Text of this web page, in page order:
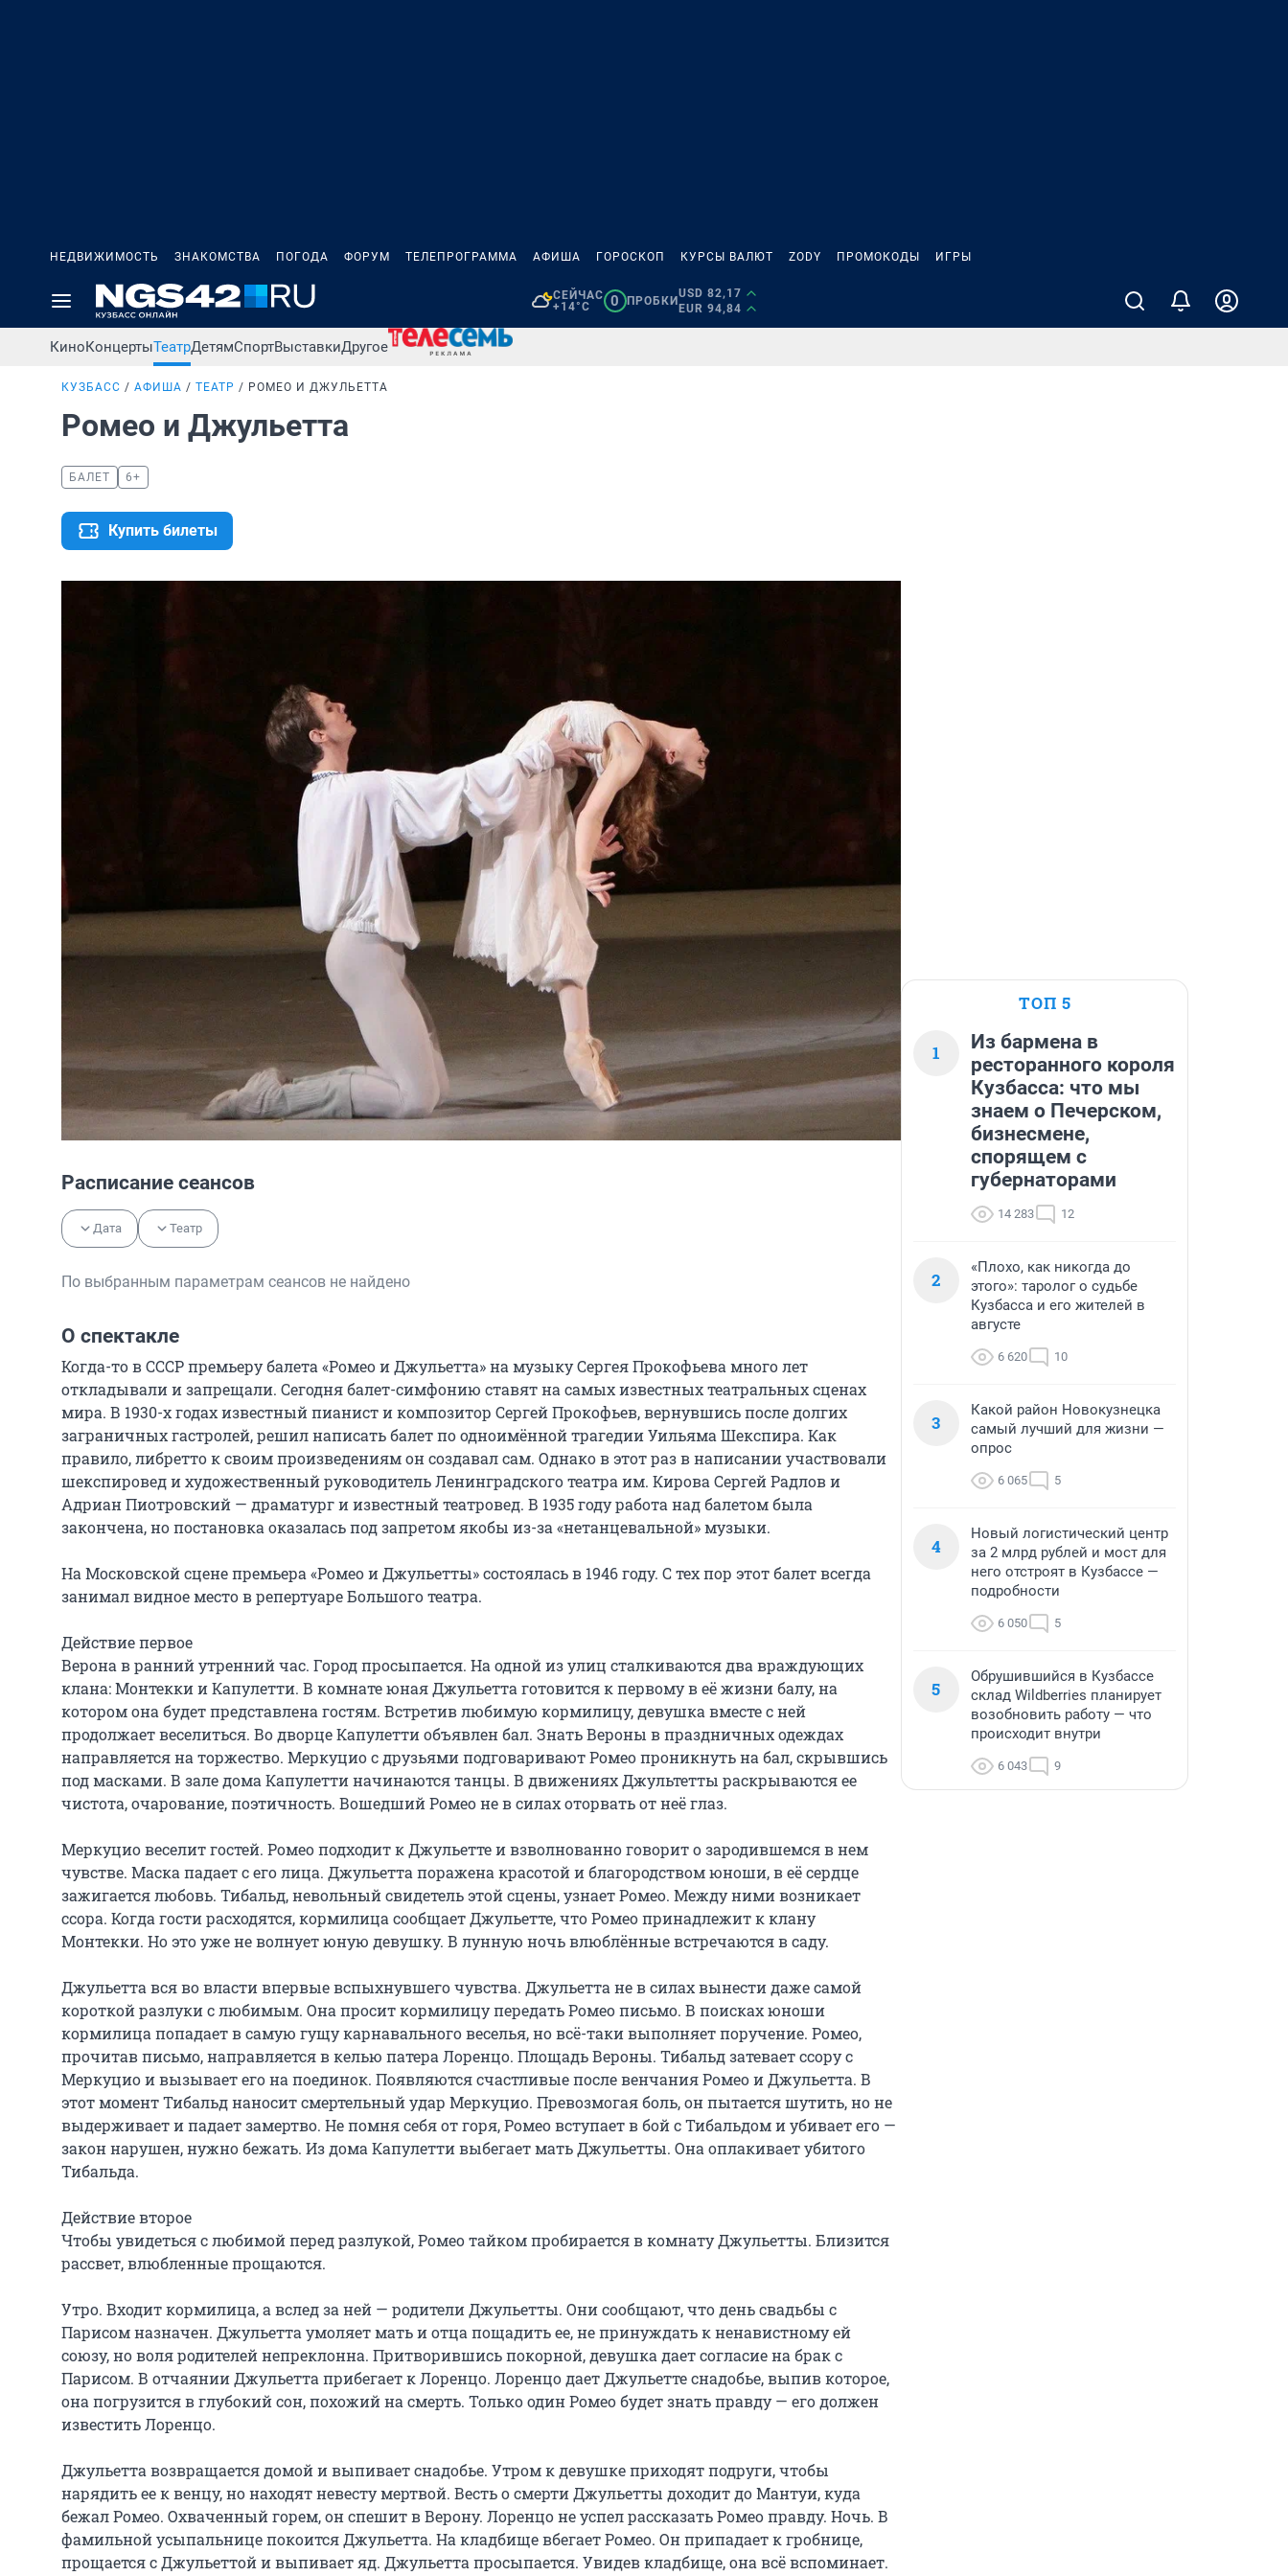
НЕДВИЖИМОСТЬ ЗНАКОМСТВА ПОГОДА ФОРУМ ТЕЛЕПРОГРАММА АФИША ГОРОСКОП КУРСЫ ВАЛЮТ ZODY ПРОМОКОДЫ ИГРЫ
СЕЙЧАС
+14°C
0 ПРОБКИ
USD 82,17
EUR 94,84
КиноКонцертыТеатрДетямСпортВыставкиДругое
КУЗБАСС АФИША ТЕАТР РОМЕО И ДЖУЛЬЕТТА
Ромео и Джульетта
БАЛЕТ 6+
Купить билеты
Расписание сеансов
Дата Театр
По выбранным параметрам сеансов не найдено
О спектакле
Когда-то в СССР премьеру балета «Ромео и Джульетта» на музыку Сергея Прокофьева много лет
откладывали и запрещали. Сегодня балет-симфонию ставят на самых известных театральных сценах
мира. В 1930-х годах известный пианист и композитор Сергей Прокофьев, вернувшись после долгих
заграничных гастролей, решил написать балет по одноимённой трагедии Уильяма Шекспира. Как
правило, либретто к своим произведениям он создавал сам. Однако в этот раз в написании участвовали
шекспировед и художественный руководитель Ленинградского театра им. Кирова Сергей Радлов и
Адриан Пиотровский — драматург и известный театровед. В 1935 году работа над балетом была
закончена, но постановка оказалась под запретом якобы из-за «нетанцевальной» музыки.
На Московской сцене премьера «Ромео и Джульетты» состоялась в 1946 году. С тех пор этот балет всегда
занимал видное место в репертуаре Большого театра.
Действие первое
Верона в ранний утренний час. Город просыпается. На одной из улиц сталкиваются два враждующих
клана: Монтекки и Капулетти. В комнате юная Джульетта готовится к первому в её жизни балу, на
котором она будет представлена гостям. Встретив любимую кормилицу, девушка вместе с ней
продолжает веселиться. Во дворце Капулетти объявлен бал. Знать Вероны в праздничных одеждах
направляется на торжество. Меркуцио с друзьями подговаривают Ромео проникнуть на бал, скрывшись
под масками. В зале дома Капулетти начинаются танцы. В движениях Джультетты раскрываются ее
чистота, очарование, поэтичность. Вошедший Ромео не в силах оторвать от неё глаз.
Меркуцио веселит гостей. Ромео подходит к Джульетте и взволнованно говорит о зародившемся в нем
чувстве. Маска падает с его лица. Джульетта поражена красотой и благородством юноши, в её сердце
зажигается любовь. Тибальд, невольный свидетель этой сцены, узнает Ромео. Между ними возникает
ссора. Когда гости расходятся, кормилица сообщает Джульетте, что Ромео принадлежит к клану
Монтекки. Но это уже не волнует юную девушку. В лунную ночь влюблённые встречаются в саду.
Джульетта вся во власти впервые вспыхнувшего чувства. Джульетта не в силах вынести даже самой
короткой разлуки с любимым. Она просит кормилицу передать Ромео письмо. В поисках юноши
кормилица попадает в самую гущу карнавального веселья, но всё-таки выполняет поручение. Ромео,
прочитав письмо, направляется в келью патера Лоренцо. Площадь Вероны. Тибальд затевает ссору с
Меркуцио и вызывает его на поединок. Появляются счастливые после венчания Ромео и Джульетта. В
этот момент Тибальд наносит смертельный удар Меркуцио. Превозмогая боль, он пытается шутить, но не
выдерживает и падает замертво. Не помня себя от горя, Ромео вступает в бой с Тибальдом и убивает его —
закон нарушен, нужно бежать. Из дома Капулетти выбегает мать Джульетты. Она оплакивает убитого
Тибальда.
Действие второе
Чтобы увидеться с любимой перед разлукой, Ромео тайком пробирается в комнату Джульетты. Близится
рассвет, влюбленные прощаются.
Утро. Входит кормилица, а вслед за ней — родители Джульетты. Они сообщают, что день свадьбы с
Парисом назначен. Джульетта умоляет мать и отца пощадить ее, не принуждать к ненавистному ей
союзу, но воля родителей непреклонна. Притворившись покорной, девушка дает согласие на брак с
Парисом. В отчаянии Джульетта прибегает к Лоренцо. Лоренцо дает Джульетте снадобье, выпив которое,
она погрузится в глубокий сон, похожий на смерть. Только один Ромео будет знать правду — его должен
известить Лоренцо.
Джульетта возвращается домой и выпивает снадобье. Утром к девушке приходят подруги, чтобы
нарядить ее к венцу, но находят невесту мертвой. Весть о смерти Джульетты доходит до Мантуи, куда
бежал Ромео. Охваченный горем, он спешит в Верону. Лоренцо не успел рассказать Ромео правду. Ночь. В
фамильной усыпальнице покоится Джульетта. На кладбище вбегает Ромео. Он припадает к гробнице,
прощается с Джульеттой и выпивает яд. Джульетта просыпается. Увидев кладбище, она всё вспоминает.
ТОП 5
1
Из бармена в
ресторанного короля
Кузбасса: что мы
знаем о Печерском,
бизнесмене,
спорящем с
губернаторами
14 283 12
2
«Плохо, как никогда до
этого»: таролог о судьбе
Кузбасса и его жителей в
августе
6 620 10
3
Какой район Новокузнецка
самый лучший для жизни —
опрос
6 065 5
4
Новый логистический центр
за 2 млрд рублей и мост для
него отстроят в Кузбассе —
подробности
6 050 5
5
Обрушившийся в Кузбассе
склад Wildberries планирует
возобновить работу — что
происходит внутри
6 043 9